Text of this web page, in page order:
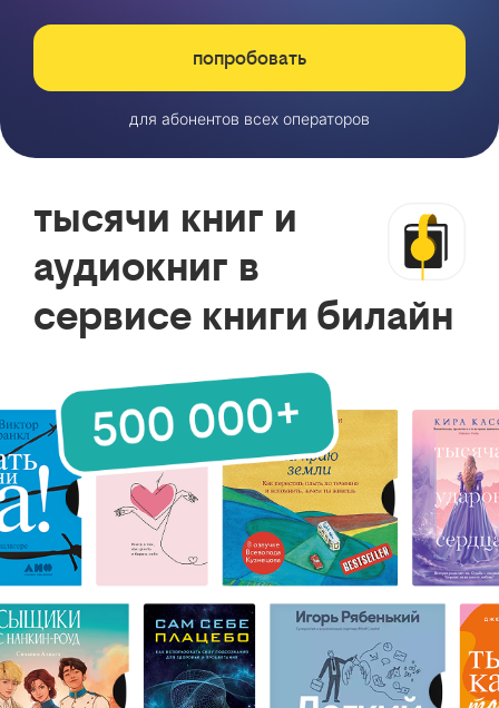
попробовать
для абонентов всех операторов
тысячи книг и
аудиокниг в
сервисе книги билайн